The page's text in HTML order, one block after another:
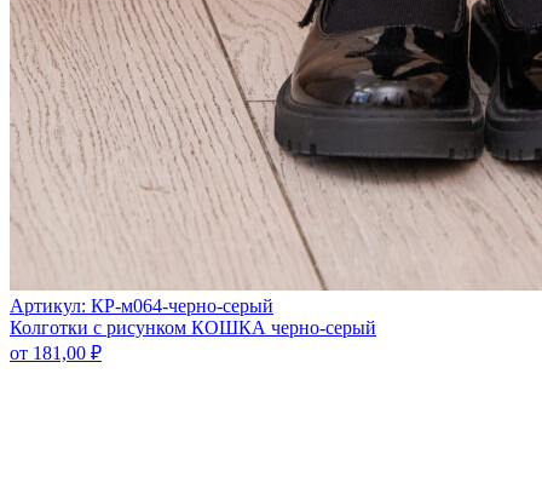
Артикул: КР-м064-черно-серый
Колготки с рисунком КОШКА черно-серый
от 181,00 ₽